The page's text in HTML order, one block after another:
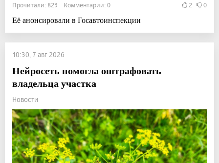
Прочитали: 823 Комментарии: 0 2 0
Её анонсировали в Госавтоинспекции
10:30, 7 авг 2026
Нейросеть помогла оштрафовать
владельца участка
Новости